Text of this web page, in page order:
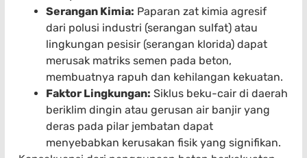
Serangan Kimia: Paparan zat kimia agresif
dari polusi industri (serangan sulfat) atau
lingkungan pesisir (serangan klorida) dapat
merusak matriks semen pada beton,
membuatnya rapuh dan kehilangan kekuatan.
Faktor Lingkungan: Siklus beku-cair di daerah
beriklim dingin atau gerusan air banjir yang
deras pada pilar jembatan dapat
menyebabkan kerusakan fisik yang signifikan.